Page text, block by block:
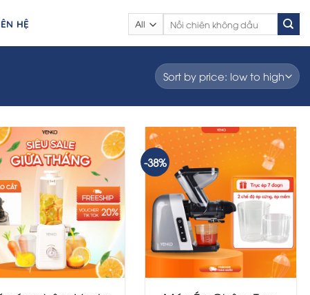
HỆ
Search
for:
-38%